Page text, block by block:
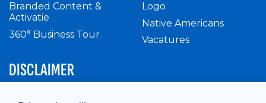
Branded Content &
Activatie
360° Business Tour
Logo
Native Americans
Vacatures
DISCLAIMER